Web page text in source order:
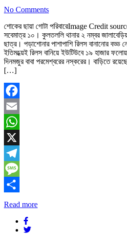
No Comments
শোকের ছায়া গোটা পরিবারেImage Credit
সবেমাত্র ১০। কুলতললি থানার ২ নম্বর
ছাত্র। পড়াশোনার পাশাপাশি রিলস বানানোর বড্ড
ইতিমধ্য়েই রিলস বানিয়ে ইউটিউবে ১৯ হাজার
দিনমজুর বাবা পরমেশ্বরের নস্করের। বাড়িতে
[…]
Facebook
Email
WhatsApp
X
Telegram
Message
Share
Read more